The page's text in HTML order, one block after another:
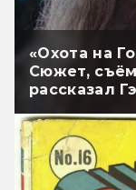
«Охота на
Сюжет,
рассказал